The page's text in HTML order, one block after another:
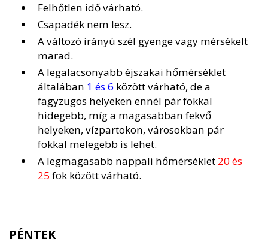
Felhőtlen idő várható.
Csapadék nem lesz.
A változó irányú szél gyenge vagy mérsékelt
marad.
A legalacsonyabb éjszakai hőmérséklet
általában 1 és 6 között várható, de a
fagyzugos helyeken ennél pár fokkal
hidegebb, míg a magasabban fekvő
helyeken, vízpartokon, városokban pár
fokkal melegebb is lehet.
A legmagasabb nappali hőmérséklet 20 és
25 fok között várható.
PÉNTEK